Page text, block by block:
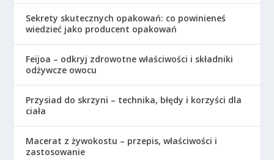
Sekrety skutecznych opakowań: co powinieneś
wiedzieć jako producent opakowań
Feijoa – odkryj zdrowotne właściwości i składniki
odżywcze owocu
Przysiad do skrzyni – technika, błędy i korzyści dla
ciała
Macerat z żywokostu – przepis, właściwości i
zastosowanie